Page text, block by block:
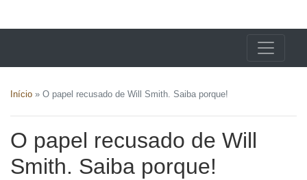
Início » O papel recusado de Will Smith. Saiba porque!
O papel recusado de Will
Smith. Saiba porque!